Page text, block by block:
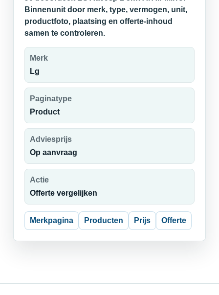
Binnenunit door merk, type, vermogen, unit,
productfoto, plaatsing en offerte-inhoud
samen te controleren.
Merk
Lg
Paginatype
Product
Adviesprijs
Op aanvraag
Actie
Offerte vergelijken
Merkpagina Producten Prijs Offerte